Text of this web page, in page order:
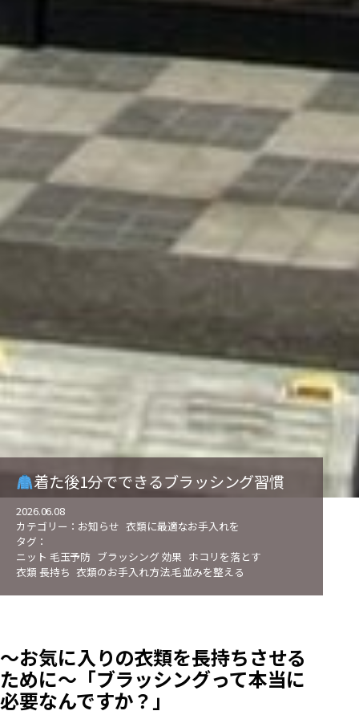
着た後1分でできるブラッシング習慣
2026.06.08
カテゴリー： お知らせ 衣類に最適なお手入れを
タグ：
ニット 毛玉予防 ブラッシング 効果 ホコリを落とす
衣類 長持ち 衣類のお手入れ方法.毛並みを整える
～お気に入りの衣類を長持ちさせる
ために～「ブラッシングって本当に
必要なんですか？」